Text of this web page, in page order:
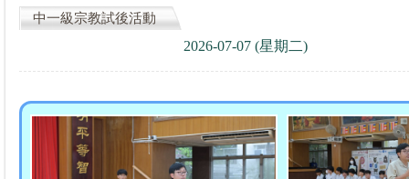
中一級宗教試後活動
2026-07-07 (星期二)